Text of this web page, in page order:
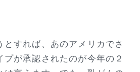
とすれば、あのアメリカでさ
プが承認されたのが今年の２